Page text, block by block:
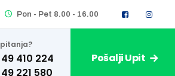
Pon - Pet 8.00 - 16.00
410 224 Pošalji Upit